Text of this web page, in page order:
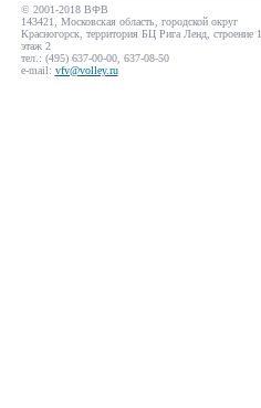
© 2001-2018 ВФВ
143421, Московская область, городской округ
Красногорск, территория БЦ Рига Ленд, строение 1,
этаж 2
тел.: (495) 637-00-00, 637-08-50
e-mail: vfv@volley.ru